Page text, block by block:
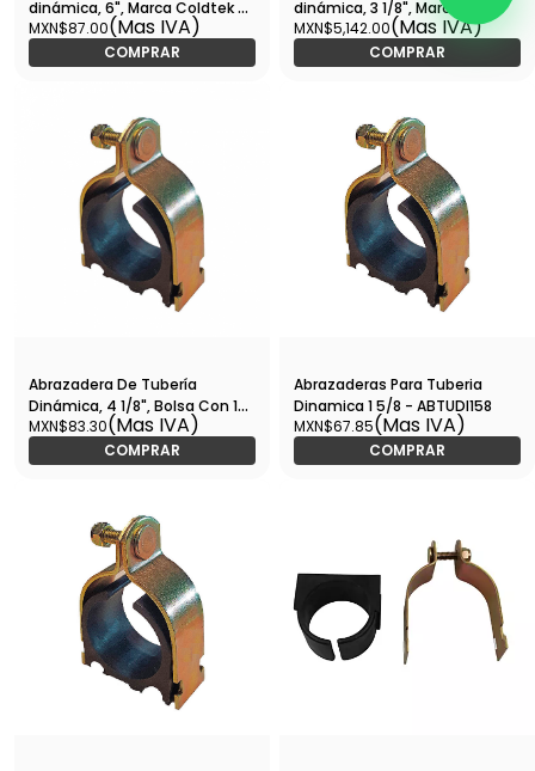
dinámica, 6", Marca Coldtek -
ABTUDI600
MXN$87.00(Mas IVA)
COMPRAR
dinámica, 3 1/8", Marca
Coldtek - ABTUDI318
MXN$5,142.00(Mas IVA)
COMPRAR
Abrazadera De Tubería
Dinámica, 4 1/8", Bolsa Con 1
Pza, Coldtek - ABTUDI418
MXN$83.30(Mas IVA)
COMPRAR
Abrazaderas Para Tuberia
Dinamica 1 5/8 - ABTUDI158
MXN$67.85(Mas IVA)
COMPRAR